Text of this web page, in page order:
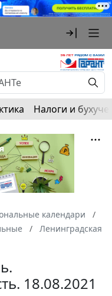
Налоги и
календари
Ленинградская
18.08.2021